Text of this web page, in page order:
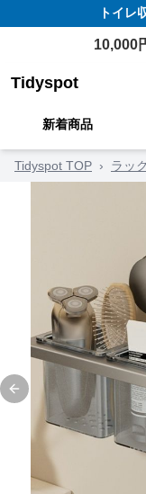
トイレ
10,000
Tidyspot
新着商品
Tidyspot TOP › ラッ
Previous slide